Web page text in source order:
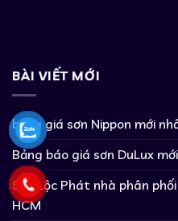
BÀI VIẾT MỚI
bảng giá sơn Nippon mới
Bảng báo giá sơn DuLux
Sơn Lộc Phát nhà phân
HCM